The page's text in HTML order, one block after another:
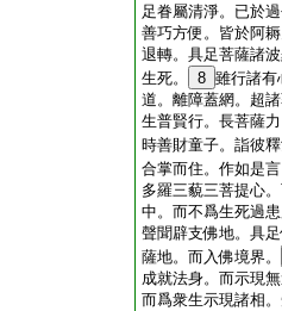
足眷屬清淨。已於
善巧方便。皆於阿
退轉。具足菩薩諸
生死。
8 雖行諸有
道。離障蓋網。超
生普賢行。長菩薩
時善財童子。詣彼
合掌而住。作如是
多羅三藐三菩提心
中。而不爲生死過
聲聞辟支佛地。具
薩地。而入佛境界。
成就法身。而示現
而爲衆生示現諸相